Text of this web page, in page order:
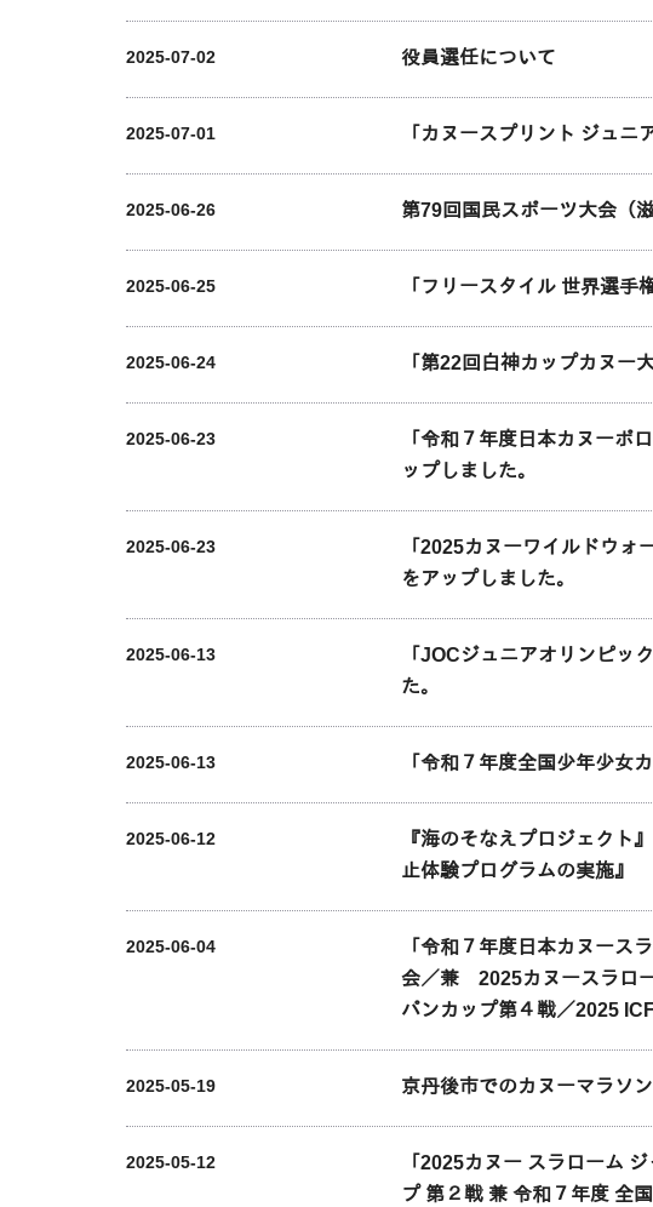
2025-07-02 役員選任について
2025-07-01 「カヌースプリント ジュニ
2025-06-26 第79回国民スポーツ大会（
2025-06-25 「フリースタイル 世界選手
2025-06-24 「第22回白神カップカヌー
2025-06-23
「令和７年度日本カヌーポ
ップしました。
2025-06-23
「2025カヌーワイルドウ
をアップしました。
2025-06-13
「JOCジュニアオリンピッ
た。
2025-06-13 「令和７年度全国少年少女
2025-06-12
『海のそなえプロジェクト
止体験プログラムの実施』
2025-06-04
「令和７年度日本カヌース
会／兼 2025カヌースラロ
パンカップ第４戦／2025
2025-05-19 京丹後市でのカヌーマラソ
2025-05-12
「2025カヌー スラローム
プ 第２戦 兼 令和７年度 全